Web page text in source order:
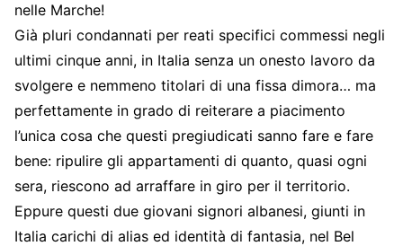
nelle Marche!
Già pluri condannati per reati specifici commessi negli
ultimi cinque anni, in Italia senza un onesto lavoro da
svolgere e nemmeno titolari di una fissa dimora… ma
perfettamente in grado di reiterare a piacimento
l’unica cosa che questi pregiudicati sanno fare e fare
bene: ripulire gli appartamenti di quanto, quasi ogni
sera, riescono ad arraffare in giro per il territorio.
Eppure questi due giovani signori albanesi, giunti in
Italia carichi di alias ed identità di fantasia, nel Bel